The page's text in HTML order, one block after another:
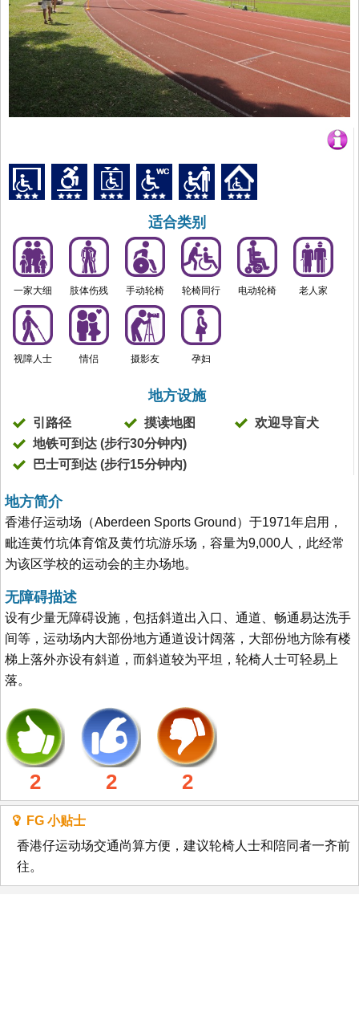
适合类别
一家大细 肢体伤残 手动轮椅 轮椅同行 电动轮椅 老人家
视障人士 情侣 摄影友 孕妇
地方设施
引路径 摸读地图
欢迎导盲犬
地铁可到达 (步行30分钟内)
巴士可到达 (步行15分钟内)
地方简介
香港仔运动场（Aberdeen Sports Ground）于1971年启用，
毗连黄竹坑体育馆及黄竹坑游乐场，容量为9,000人，此经常
为该区学校的运动会的主办场地。
无障碍描述
设有少量无障碍设施，包括斜道出入口、通道、畅通易达洗手
间等，运动场内大部份地方通道设计阔落，大部份地方除有楼
梯上落外亦设有斜道，而斜道较为平坦，轮椅人士可轻易上
落。
2 2 2
FG 小贴士
香港仔运动场交通尚算方便，建议轮椅人士和陪同者一齐前
往。